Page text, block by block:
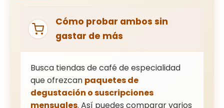
Cómo probar ambos sin
gastar de más
Busca tiendas de café de especialidad
que ofrezcan paquetes de
degustación o suscripciones
mensuales. Así puedes comparar varios